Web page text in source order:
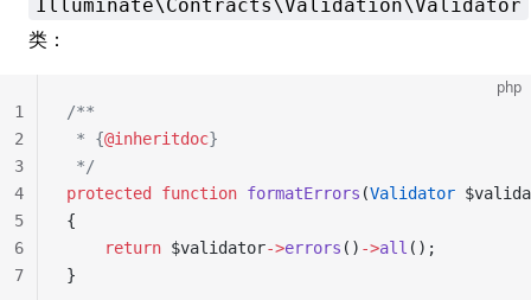
Illuminate\Contracts\Validation\Validator
类：
php
/**
* {@inheritdoc}
*/
protected
function formatErrors (Validator
{
    return
$validator->errors () ->all ();
}
1
2
3
4
5
6
7